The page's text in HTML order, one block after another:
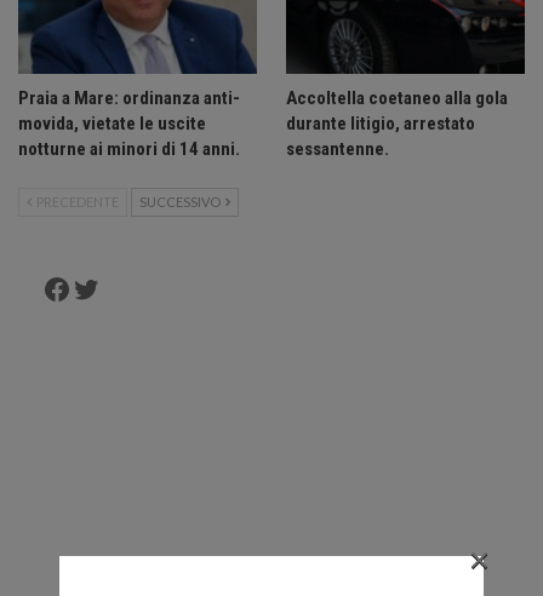
Praia a Mare: ordinanza anti-
movida, vietate le uscite
notturne ai minori di 14 anni.
Accoltella coetaneo alla gola
durante litigio, arrestato
sessantenne.
PRECEDENTE SUCCESSIVO
Facebook
Twitter
×